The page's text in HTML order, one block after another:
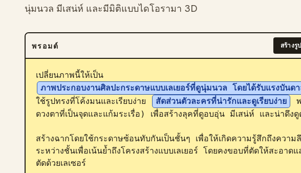
นุ่มนวล มีเสน่ห์ และมีมิติแบบไดโอรามา 3D
พรอมต์ สร้าง
เปลี่ยนภาพนี้ให้เป็น
ภาพประกอบงานศิลปะกระดาษแบบเลเยอร์ที่ดูนุ่มนวล โดยได้รับแรงบันด
ใช้รูปทรงที่โค้งมนและเรียบง่าย
สัดส่วนตัวละครที่น่ารักและดูเรียบง่าย
ดวงตาที่เป็นจุดและแก้มระเรื่อ) เพื่อสร้างลุคที่ดูอบอุ่น มีเสน่ห์ และน่าดึงดู
สร้างฉากโดยใช้กระดาษซ้อนทับกันเป็นชั้นๆ เพื่อให้เกิดความรู้สึกถึงความ
ระหว่างชั้นเพื่อเน้นย้ำถึงโครงสร้างแบบเลเยอร์ โดยคงขอบที่ตัดให้สะอา
ตัดด้วยเลเซอร์